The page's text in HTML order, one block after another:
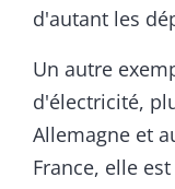
d'autant les
Un autre
d'électricité,
Allemagne et
France, elle